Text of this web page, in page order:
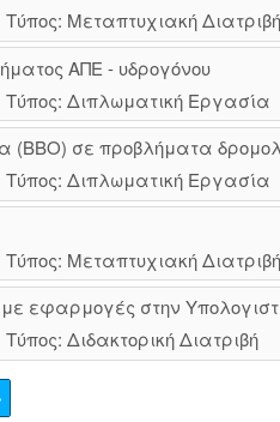
Τύπος: Μεταπτυχιακή Διατριβή
ΑΠΕ - υδρογόνου
Τύπος: Διπλωματική Εργασία
(BBO) σε προβλήματα
Τύπος: Διπλωματική Εργασία
Τύπος: Μεταπτυχιακή Διατριβή
εφαρμογές στην
Τύπος: Διδακτορική Διατριβή